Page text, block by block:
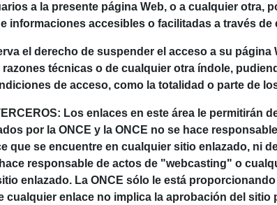
a la presente página Web, o a cualquier otra,
informaciones accesibles o facilitadas a través de
el derecho de suspender el acceso a su
técnicas o de cualquier otra índole,
de acceso, como la totalidad o parte de
Los enlaces en este área le permitirán
por la ONCE y la ONCE no se hace
que se encuentre en cualquier sitio enlazado, ni
responsable de actos de "webcasting" o
enlazado. La ONCE sólo le está
cualquier enlace no implica la aprobación del sitio